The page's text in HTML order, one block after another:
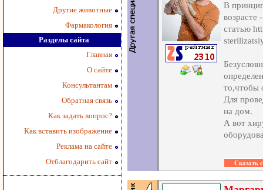
Другие животные
Фармакология
Разделы сайта
Главная
О сайте
Консультантам
Обратная связь
Как задать вопрос?
Как вставить изображение
Реклама на сайте
Отблагодарить сайт
В
возрасте
статью
то,чтобы
Для
на дом.
А вот